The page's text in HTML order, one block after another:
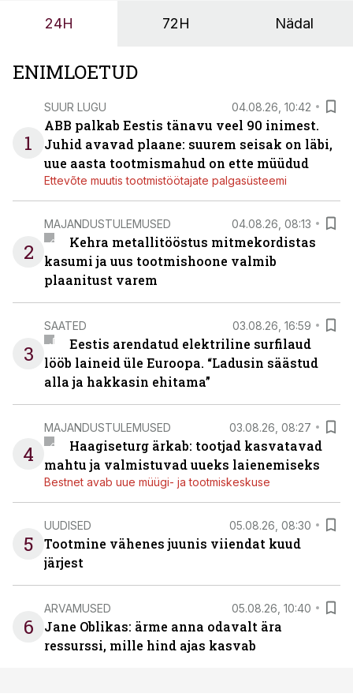
24H 72H Nädal
ENIMLOETUD
1
SUUR LUGU 04.08.26, 10:42
ABB palkab Eestis tänavu veel 90 inimest.
Juhid avavad plaane: suurem seisak on läbi,
uue aasta tootmismahud on ette müüdud
Ettevõte muutis tootmistöötajate palgasüsteemi
2
MAJANDUSTULEMUSED 04.08.26, 08:13
Kehra metallitööstus mitmekordistas
kasumi ja uus tootmishoone valmib
plaanitust varem
3
SAATED 03.08.26, 16:59
Eestis arendatud elektriline surfilaud
lööb laineid üle Euroopa. “Ladusin säästud
alla ja hakkasin ehitama”
4
MAJANDUSTULEMUSED 03.08.26, 08:27
Haagiseturg ärkab: tootjad kasvatavad
mahtu ja valmistuvad uueks laienemiseks
Bestnet avab uue müügi- ja tootmiskeskuse
5
UUDISED 05.08.26, 08:30
Tootmine vähenes juunis viiendat kuud
järjest
6
ARVAMUSED 05.08.26, 10:40
Jane Oblikas: ärme anna odavalt ära
ressurssi, mille hind ajas kasvab